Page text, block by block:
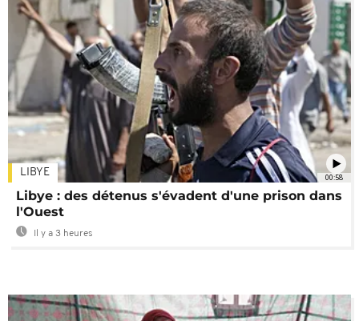
00:58
LIBYE
Libye : des détenus s'évadent d'une prison dans
l'Ouest
Il y a 3 heures